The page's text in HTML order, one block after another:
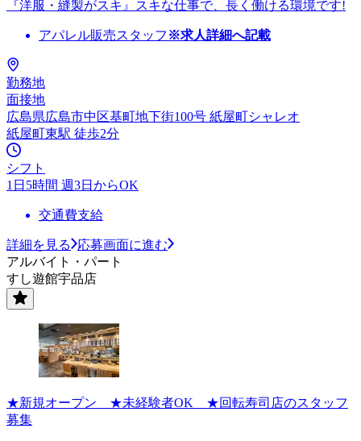
『洋服・縫製がスキ』スキな仕事で、長く働ける環境です!
アパレル販売スタッフ ※求人詳細へ記載
勤務地
面接地
広島県広島市中区基町地下街100号 紙屋町シャレオ
紙屋町東駅 徒歩2分
シフト
1日5時間 週3日からOK
交通費支給
詳細を見る
応募画面に進む
アルバイト・パート
すし遊館宇品店
★新規オープン ★未経験者OK ★回転寿司店のスタッフ
募集